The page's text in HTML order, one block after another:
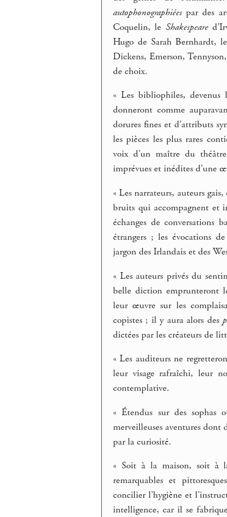
autophonographiéespar des
Coquelin, le Shakespeare
Hugo de Sarah Bernhardt,
Dickens, Emerson,
de choix.
« Les bibliophiles, devenus
donneront comme
dorures fines et d’attributs
les pièces les plus rares
voix d’un maître du
imprévues et inédites d’une
« Les narrateurs, auteurs
bruits qui accompagnent et
échanges de conversations
étrangers ; les évocations
jargon des Irlandais et des
« Les auteurs privés du
belle diction emprunteront
leur œuvre sur les
copistes ; il y aura alors des
dictées par les créateurs de
« Les auditeurs ne
leur visage rafraîchi, leur
contemplative.
« Étendus sur des sophas
merveilleuses aventures dont
par la curiosité.
« Soit à la maison, soit à
remarquables et
concilier l’hygiène et
intelligence, car il se